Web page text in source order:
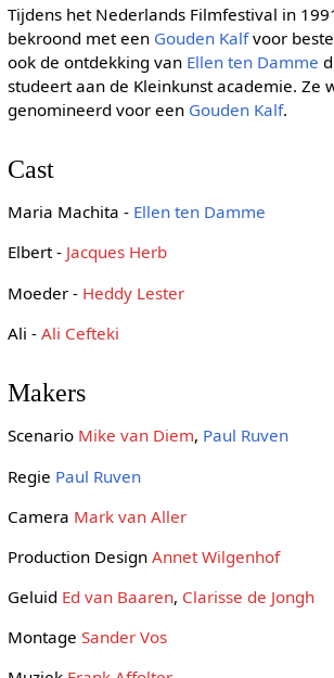
Tijdens het Nederlands Filmfestival in
bekroond met een Gouden Kalfvoor
ook de ontdekking van Ellen ten Damme
studeert aan de Kleinkunst academie. Ze
genomineerd voor een Gouden Kalf.
Cast
Maria Machita - Ellen ten Damme
Elbert - Jacques Herb
Moeder - Heddy Lester
Ali - Ali Cefteki
Makers
Scenario Mike van Diem, Paul Ruven
Regie Paul Ruven
Camera Mark van Aller
Production Design Annet Wilgenhof
Geluid Ed van Baaren, Clarisse de Jongh
Montage Sander Vos